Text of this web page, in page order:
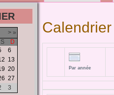
> »
S
D
6
13
20
27
3
Calendrier
Par année